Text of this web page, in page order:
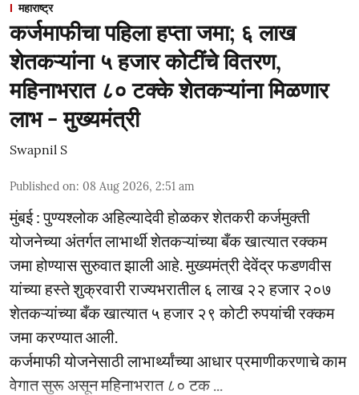
महाराष्ट्र
कर्जमाफीचा पहिला हप्ता जमा; ६ लाख
शेतकऱ्यांना ५ हजार कोटींचे वितरण,
महिनाभरात ८० टक्के शेतकऱ्यांना मिळणार
लाभ - मुख्यमंत्री
Swapnil S
Published on: 08 Aug 2026, 2:51 am
मुंबई : पुण्यश्लोक अहिल्यादेवी होळकर शेतकरी कर्जमुक्ती
योजनेच्या अंतर्गत लाभार्थी शेतकऱ्यांच्या बँक खात्यात रक्कम
जमा होण्यास सुरुवात झाली आहे. मुख्यमंत्री देवेंद्र फडणवीस
यांच्या हस्ते शुक्रवारी राज्यभरातील ६ लाख २२ हजार २०७
शेतकऱ्यांच्या बँक खात्यात ५ हजार २९ कोटी रुपयांची रक्कम
जमा करण्यात आली.
कर्जमाफी योजनेसाठी लाभार्थ्यांच्या आधार प्रमाणीकरणाचे काम
वेगात सुरू असून महिनाभरात ८० टक ...